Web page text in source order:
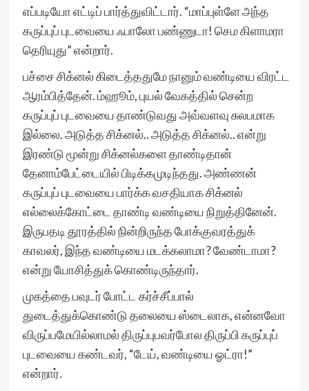
எப்படியோ எட்டிப் பார்த்துவிட்டார். “மாப்புள்ளே அந்த
கருப்புப் புடவையை ஃபாலோ பண்ணுடா! செம கிளாமரா
தெரியுது” என்றார்.
பச்சை சிக்னல் கிடைத்ததுமே நானும் வண்டியை விரட்ட
ஆரம்பித்தேன். ம்ஹூம், புயல் வேகத்தில் சென்ற
கருப்புப் புடவையை தாண்டுவது அவ்வளவு சுலபமாக
இல்லை. அடுத்த சிக்னல்.. அடுத்த சிக்னல்.. என்று
இரண்டு மூன்று சிக்னல்களை தாண்டிதான்
தேனாம்பேட்டையில் பிடிக்கமுடிந்தது. அண்ணன்
கருப்புப் புடவையை பார்க்க வசதியாக சிக்னல்
எல்லைக்கோட்டை தாண்டி வண்டியை நிறுத்தினேன்.
இருபதடி தூரத்தில் நின்றிருந்த போக்குவரத்துக்
காவலர், இந்த வண்டியை மடக்கலாமா? வேண்டாமா?
என்று யோசித்துக் கொண்டிருந்தார்.
முகத்தை பவுடர் போட்ட கர்ச்சீப்பால்
துடைத்துக்கொண்டு தலையை ஸ்டைலாக, என்னவோ
விருப்பமேயில்லாமல் திருப்புபவர்போல திருப்பி கருப்புப்
புடவையை கண்டவர், “டேய், வண்டியை ஓட்ரா!”
என்றார்.